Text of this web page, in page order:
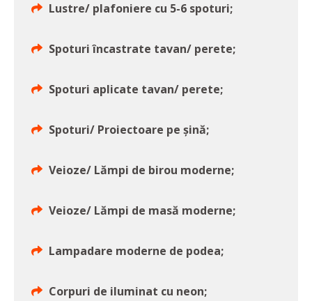
Lustre/ plafoniere cu 5-6 spoturi;
Spoturi încastrate tavan/ perete;
Spoturi aplicate tavan/ perete;
Spoturi/ Proiectoare pe șină;
Veioze/ Lămpi de birou moderne;
Veioze/ Lămpi de masă moderne;
Lampadare moderne de podea;
Corpuri de iluminat cu neon;